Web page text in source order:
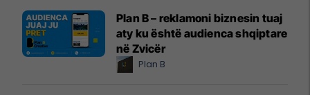
Plan B – reklamoni biznesin tuaj
aty ku është audienca shqiptare
në Zvicër
Plan B